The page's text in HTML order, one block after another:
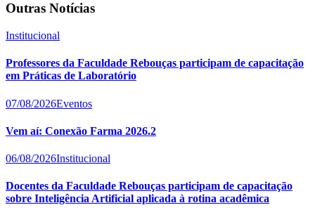
Outras Notícias
Institucional
Professores da Faculdade Rebouças participam de capacitação
em Práticas de Laboratório
07/08/2026Eventos
Vem aí: Conexão Farma 2026.2
06/08/2026Institucional
Docentes da Faculdade Rebouças participam de capacitação
sobre Inteligência Artificial aplicada à rotina acadêmica